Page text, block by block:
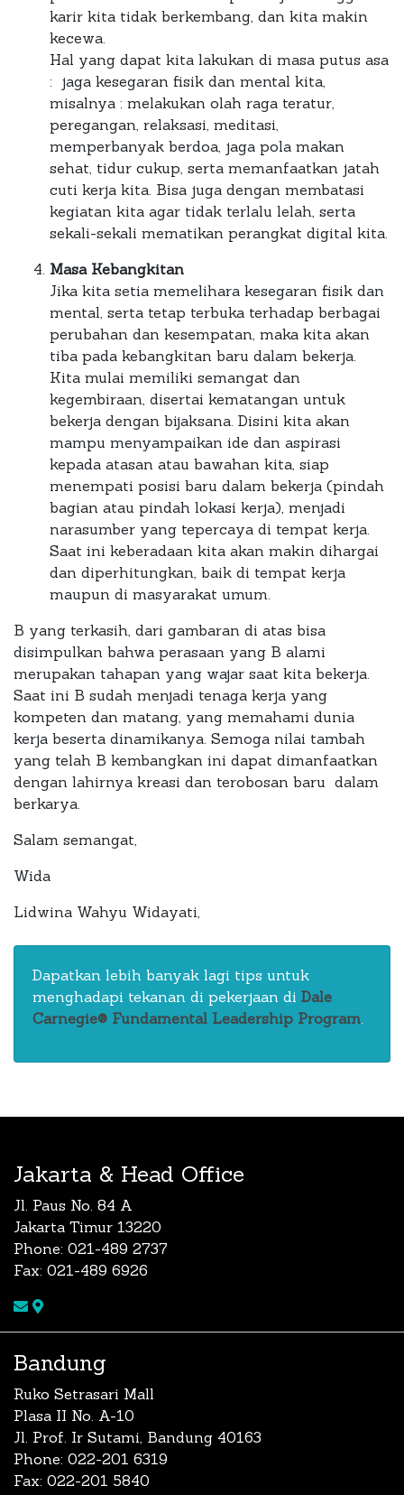
karir kita tidak berkembang, dan kita makin
kecewa.
Hal yang dapat kita lakukan di masa putus asa
: jaga kesegaran fisik dan mental kita,
misalnya : melakukan olah raga teratur,
peregangan, relaksasi, meditasi,
memperbanyak berdoa, jaga pola makan
sehat, tidur cukup, serta memanfaatkan jatah
cuti kerja kita. Bisa juga dengan membatasi
kegiatan kita agar tidak terlalu lelah, serta
sekali-sekali mematikan perangkat digital kita.
Masa Kebangkitan
Jika kita setia memelihara kesegaran fisik dan
mental, serta tetap terbuka terhadap berbagai
perubahan dan kesempatan, maka kita akan
tiba pada kebangkitan baru dalam bekerja.
Kita mulai memiliki semangat dan
kegembiraan, disertai kematangan untuk
bekerja dengan bijaksana. Disini kita akan
mampu menyampaikan ide dan aspirasi
kepada atasan atau bawahan kita, siap
menempati posisi baru dalam bekerja (pindah
bagian atau pindah lokasi kerja), menjadi
narasumber yang tepercaya di tempat kerja.
Saat ini keberadaan kita akan makin dihargai
dan diperhitungkan, baik di tempat kerja
maupun di masyarakat umum.
B yang terkasih, dari gambaran di atas bisa
disimpulkan bahwa perasaan yang B alami
merupakan tahapan yang wajar saat kita bekerja.
Saat ini B sudah menjadi tenaga kerja yang
kompeten dan matang, yang memahami dunia
kerja beserta dinamikanya. Semoga nilai tambah
yang telah B kembangkan ini dapat dimanfaatkan
dengan lahirnya kreasi dan terobosan baru dalam
berkarya.
Salam semangat,
Wida
Lidwina Wahyu Widayati,
Dapatkan lebih banyak lagi tips untuk
menghadapi tekanan di pekerjaan di Dale
Carnegie® Fundamental Leadership Program.
Jakarta & Head Office
Jl. Paus No. 84 A
Jakarta Timur 13220
Phone: 021-489 2737
Fax: 021-489 6926
Bandung
Ruko Setrasari Mall
Plasa II No. A-10
Jl. Prof. Ir Sutami, Bandung 40163
Phone: 022-201 6319
Fax: 022-201 5840